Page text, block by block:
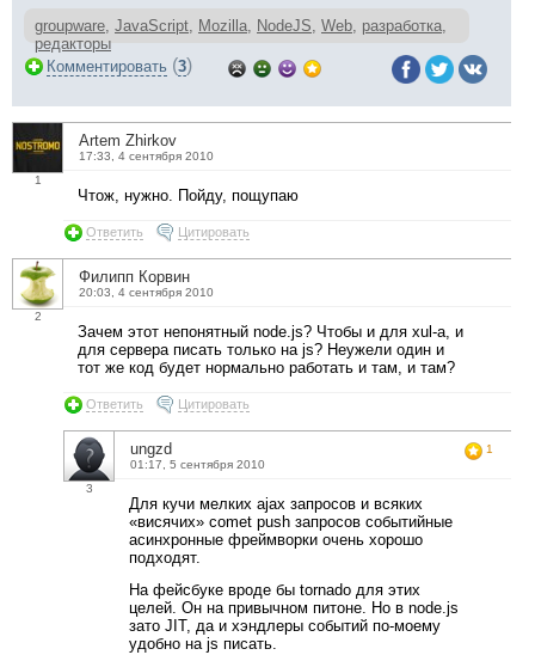
groupware, JavaScript, Mozilla, NodeJS, Web, разработка,
редакторы
Комментировать (3)
1
Artem Zhirkov
17:33, 4 сентября 2010
Чтож, нужно. Пойду, пощупаю
Ответить Цитировать
2
Филипп Корвин
20:03, 4 сентября 2010
Зачем этот непонятный node.js? Чтобы и для xul-а, и
для сервера писать только на js? Неужели один и
тот же код будет нормально работать и там, и там?
Ответить Цитировать
3
ungzd
01:17, 5 сентября 2010
1
Для кучи мелких ajax запросов и всяких
«висячих» comet push запросов событийные
асинхронные фреймворки очень хорошо
подходят.
На фейсбуке вроде бы tornado для этих
целей. Он на привычном питоне. Но в node.js
зато JIT, да и хэндлеры событий по-моему
удобно на js писать.